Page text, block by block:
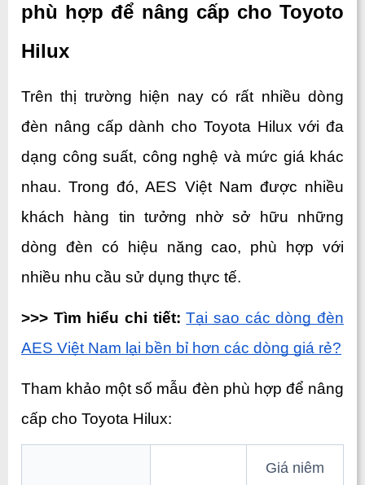
phù hợp để nâng cấp cho Toyoto
Hilux
Trên thị trường hiện nay có rất nhiều dòng
đèn nâng cấp dành cho Toyota Hilux với đa
dạng công suất, công nghệ và mức giá khác
nhau. Trong đó, AES Việt Nam được nhiều
khách hàng tin tưởng nhờ sở hữu những
dòng đèn có hiệu năng cao, phù hợp với
nhiều nhu cầu sử dụng thực tế.
>>> Tìm hiểu chi tiết: Tại sao các dòng đèn
AES Việt Nam lại bền bỉ hơn các dòng giá rẻ?
Tham khảo một số mẫu đèn phù hợp để nâng
cấp cho Toyota Hilux:
Giá niêm